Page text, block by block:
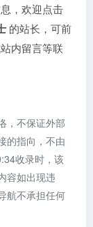
，欢迎点击
的站长，可前
内留言等联
，不保证外部
的指向，不由
收录时，该
容如出现违
航不承担任何